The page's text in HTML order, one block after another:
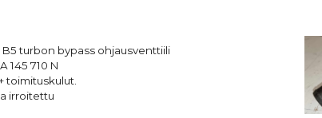
B5 turbon bypass ohjausventtiili
145 710 N
toimituskulut.
irroitettu